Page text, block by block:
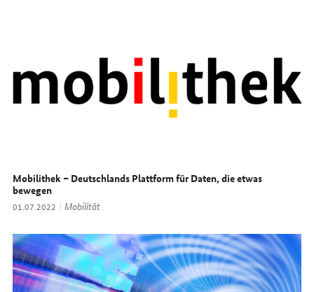
Mobilithek – Deutschlands Plattform für Daten, die etwas
bewegen
Datum:
01.07.2022 Thema:
Mobilität